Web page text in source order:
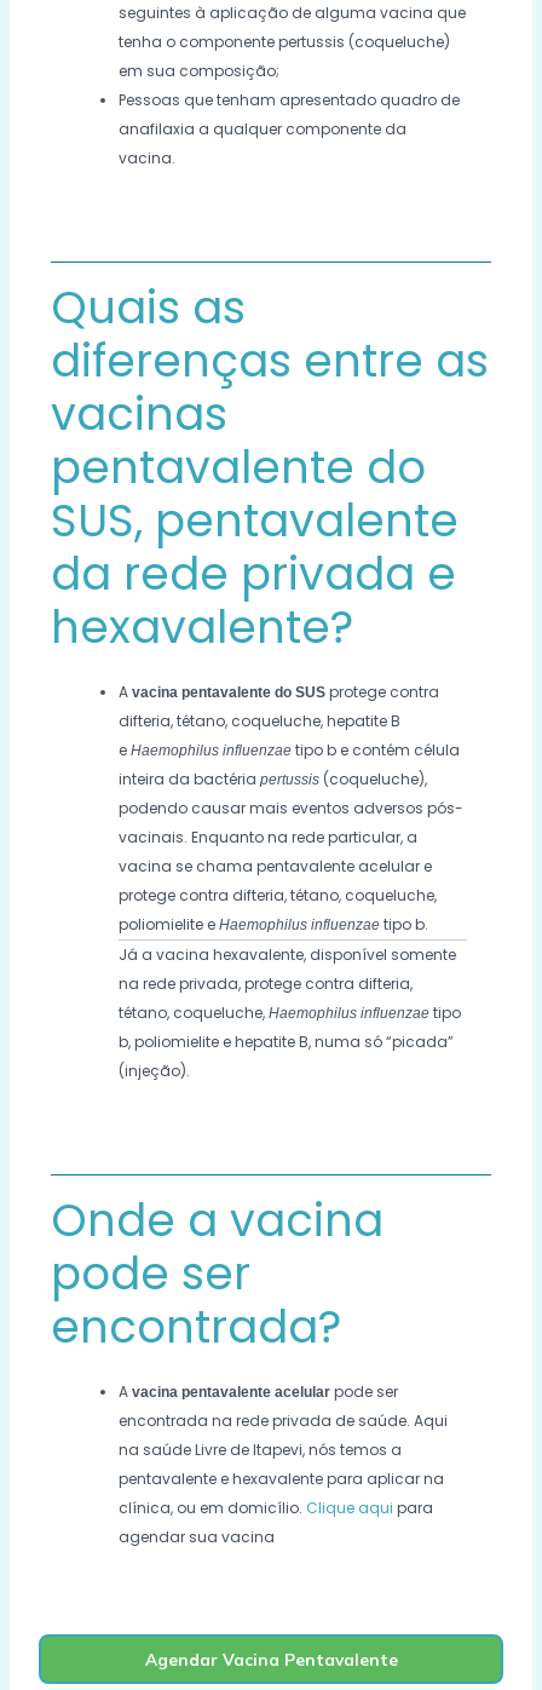
seguintes à aplicação de alguma vacina que
tenha o componente pertussis (coqueluche)
em sua composição;
Pessoas que tenham apresentado quadro de
anafilaxia a qualquer componente da
vacina.
Quais as
diferenças entre as
vacinas
pentavalente do
SUS, pentavalente
da rede privada e
hexavalente?
Avacina pentavalente do SUS protege contra
difteria, tétano, coqueluche, hepatite B
eHaemophilus influenzae tipo b e contém célula
inteira da bactériapertussis (coqueluche),
podendo causar mais eventos adversos pós-
vacinais. Enquanto na rede particular, a
vacina se chama pentavalente acelular e
protege contra difteria, tétano, coqueluche,
poliomielite eHaemophilus influenzae tipo b.
Já a vacina hexavalente, disponível somente
na rede privada, protege contra difteria,
tétano, coqueluche,Haemophilus influenzae tipo
b, poliomielite e hepatite B, numa só “picada”
(injeção).
Onde a vacina
pode ser
encontrada?
Avacina pentavalente acelularpode ser
encontrada na rede privada de saúde. Aqui
na saúde Livre de Itapevi, nós temos a
pentavalente e hexavalente para aplicar na
clínica, ou em domicílio. Clique aqui para
agendar sua vacina
Agendar Vacina Pentavalente